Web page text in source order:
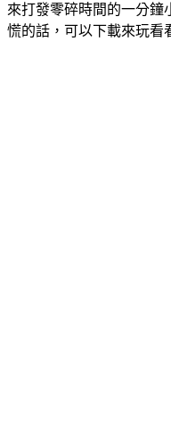
來打發零碎時間的一分鐘
慌的話，可以下載來玩看